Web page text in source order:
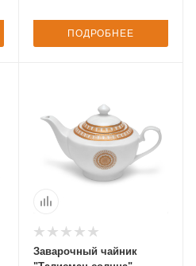
ПОДРОБНЕЕ
Заварочный чайник